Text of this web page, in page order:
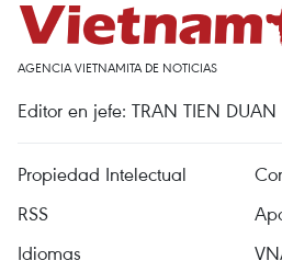
AGENCIA VIETNAMITA DE NOTICIAS
Editor en jefe: TRAN TIEN DUAN
Propiedad Intelectual
RSS
Idiomas